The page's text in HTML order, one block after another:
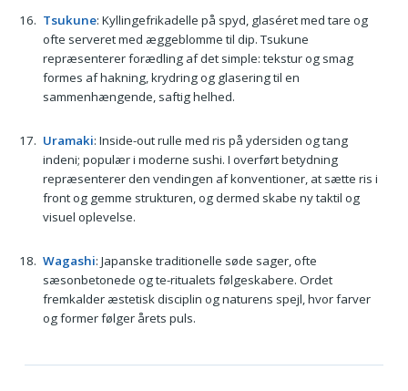
Tsukune: Kyllingefrikadelle på spyd, glaséret med tare og
ofte serveret med æggeblomme til dip. Tsukune
repræsenterer forædling af det simple: tekstur og smag
formes af hakning, krydring og glasering til en
sammenhængende, saftig helhed.
Uramaki: Inside-out rulle med ris på ydersiden og tang
indeni; populær i moderne sushi. I overført betydning
repræsenterer den vendingen af konventioner, at sætte ris i
front og gemme strukturen, og dermed skabe ny taktil og
visuel oplevelse.
Wagashi: Japanske traditionelle søde sager, ofte
sæsonbetonede og te-ritualets følgeskabere. Ordet
fremkalder æstetisk disciplin og naturens spejl, hvor farver
og former følger årets puls.